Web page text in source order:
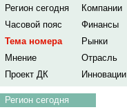
Регион сегодня
Компании
Часовой пояс
Финансы
Тема номера
Рынки
Мнение
Отрасль
Проект ДК
Инновации
Регион сегодня